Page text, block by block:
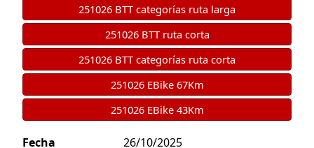
251026 BTT categorías ruta larga
251026 BTT ruta corta
251026 BTT categorías ruta corta
251026 EBike 67Km
251026 EBike 43Km
Fecha 26/10/2025